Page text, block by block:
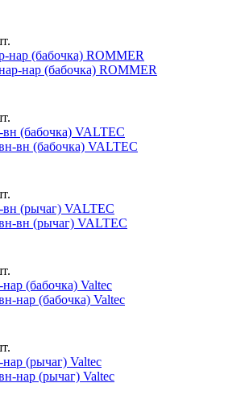
нар (бабочка) ROMMER
(бабочка) VALTEC
(рычаг) VALTEC
(бабочка) Valtec
(рычаг) Valtec